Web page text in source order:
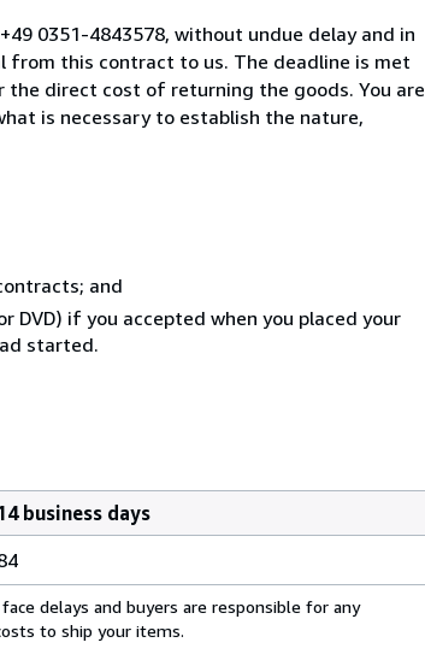
0351-4843578, without undue delay and in
from this contract to us. The deadline is met
the direct cost of returning the goods. You are
is necessary to establish the nature,
and
DVD) if you accepted when you placed your
started.
business days
delays and buyers are responsible for any
to ship your items.